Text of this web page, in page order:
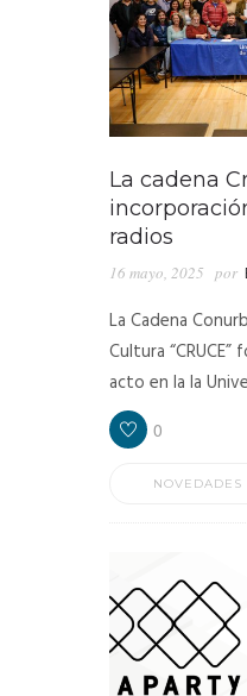
La cadena
radios
16 mayo, 2025 por
La Cadena
Cultura
acto en la la
0
NOVEDADES